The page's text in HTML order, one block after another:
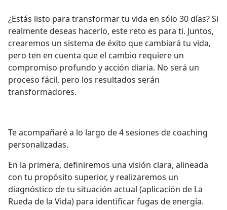
¿Estás listo para transformar tu vida en sólo 30 días? Si
realmente deseas hacerlo, este reto es para ti. Juntos,
crearemos un sistema de éxito que cambiará tu vida,
pero ten en cuenta que el cambio requiere un
compromiso profundo y acción diaria. No será un
proceso fácil, pero los resultados serán
transformadores.
Te acompañaré a lo largo de 4 sesiones de coaching
personalizadas.
En la primera, definiremos una visión clara, alineada
con tu propósito superior, y realizaremos un
diagnóstico de tu situación actual (aplicación de La
Rueda de la Vida) para identificar fugas de energía.